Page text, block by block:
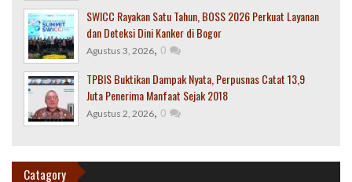
SWICC Rayakan Satu Tahun, BOSS 2026 Perkuat Layanan
dan Deteksi Dini Kanker di Bogor
Agustus 3, 2026, 0
TPBIS Buktikan Dampak Nyata, Perpusnas Catat 13,9
Juta Penerima Manfaat Sejak 2018
Agustus 2, 2026, 0
Catagory